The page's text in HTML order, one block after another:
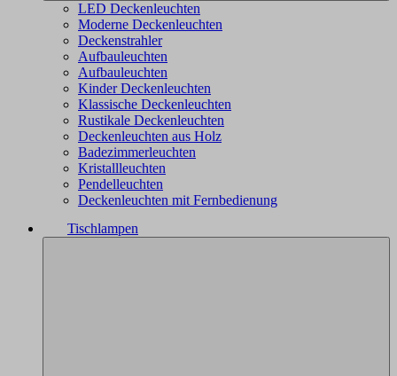
LED Deckenleuchten
Moderne Deckenleuchten
Deckenstrahler
Aufbauleuchten
Aufbauleuchten
Kinder Deckenleuchten
Klassische Deckenleuchten
Rustikale Deckenleuchten
Deckenleuchten aus Holz
Badezimmerleuchten
Kristallleuchten
Pendelleuchten
Deckenleuchten mit Fernbedienung
Tischlampen